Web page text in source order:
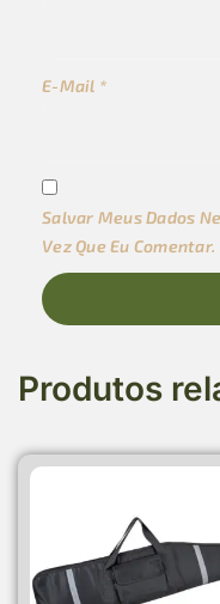
E-Mail *
Salvar Meus Dados
Vez Que Eu Comentar.
Produtos